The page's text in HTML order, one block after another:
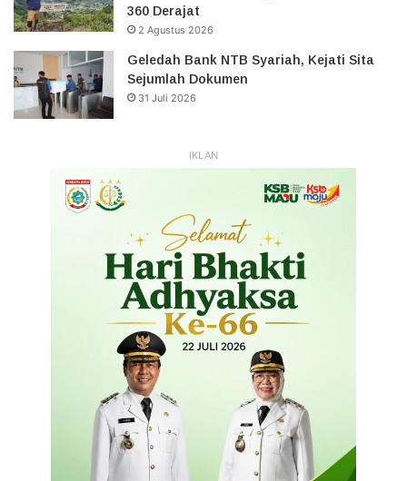
360 Derajat
2 Agustus 2026
Geledah Bank NTB Syariah, Kejati Sita
Sejumlah Dokumen
31 Juli 2026
IKLAN